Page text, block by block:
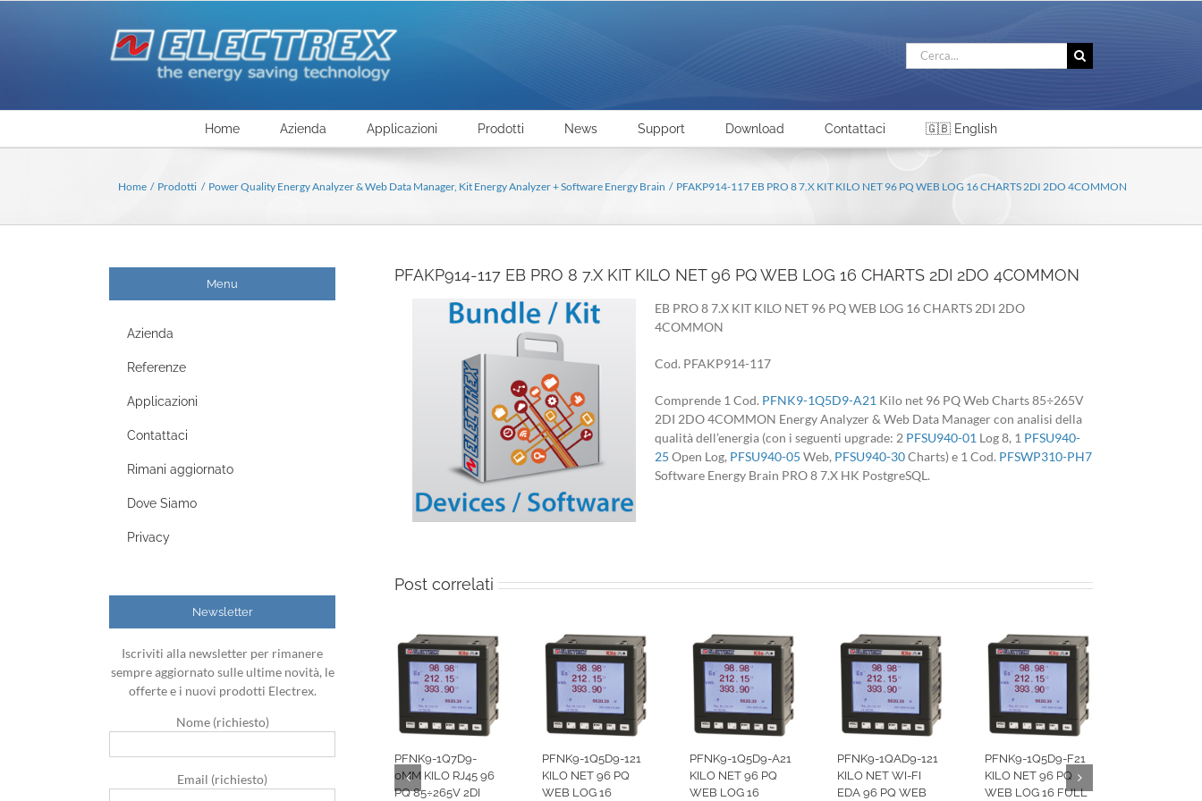
Cerca
per:
Home Azienda Applicazioni Prodotti News Support Download Contattaci 🇬🇧 English
Home Prodotti Power Quality Energy Analyzer & Web Data Manager Kit Energy Analyzer + Software Energy Brain PFAKP914-117 EB PRO 8 7.X KIT KILO NET 96 PQ WEB LOG 16 CHARTS 2DI 2DO 4COMMON
PFAKP914-117 EB PRO 8 7.X KIT KILO NET 96 PQ WEB LOG 16 CHARTS 2DI 2DO 4COMMON
EB PRO 8 7.X KIT KILO NET 96 PQ WEB LOG 16 CHARTS 2DI 2DO
4COMMON
Cod. PFAKP914-117
Comprende 1 Cod. PFNK9-1Q5D9-A21 Kilo net 96 PQ Web Charts 85÷265V
2DI 2DO 4COMMON Energy Analyzer & Web Data Manager con analisi della
qualità dell’energia (con i seguenti upgrade: 2 PFSU940-01 Log 8, 1 PFSU940-
25 Open Log, PFSU940-05 Web, PFSU940-30Charts) e 1 Cod. PFSWP310-PH7
Software Energy Brain PRO 8 7.X HK PostgreSQL.
Post correlati
PFNK9-1Q7D9-
0MM KILO RJ45 96
PQ 85÷265V 2DI
PFNK9-1Q5D9-121
KILO NET 96 PQ
WEB LOG 16
PFNK9-1Q5D9-A21
KILO NET 96 PQ
WEB LOG 16
PFNK9-1QAD9-121
KILO NET WI-FI
EDA 96 PQ WEB
PFNK9-1Q5D9-F21
KILO NET 96 PQ
WEB LOG 16 FULL
Menu
Azienda
Referenze
Applicazioni
Contattaci
Rimani aggiornato
Dove Siamo
Privacy
Newsletter
Iscriviti alla newsletter per rimanere
sempre aggiornato sulle ultime novità, le
offerte e i nuovi prodotti Electrex.
Nome (richiesto)
Email (richiesto)